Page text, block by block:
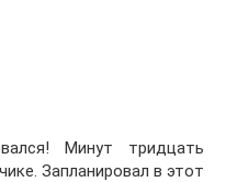
Минут тридцать
Запланировал в этот